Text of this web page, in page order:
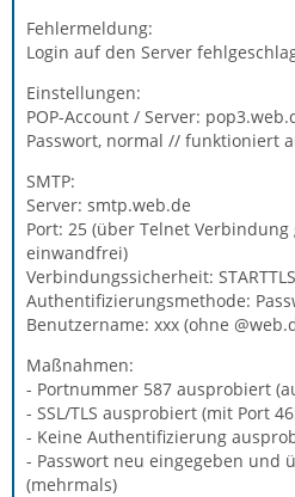
Fehlermeldung:
Login auf den Server
Einstellungen:
POP-Account / Server:
Passwort, normal // funktioniert
SMTP:
Server: smtp.web.de
Port: 25 (über Telnet
einwandfrei)
Verbindungssicherheit: STARTTLS
Authentifizierungsmethode:
Benutzername: xxx (ohne
Maßnahmen:
- Portnummer 587 ausprobiert
- SSL/TLS ausprobiert (mit Port
- Keine Authentifizierung
- Passwort neu eingegeben und
(mehrmals)